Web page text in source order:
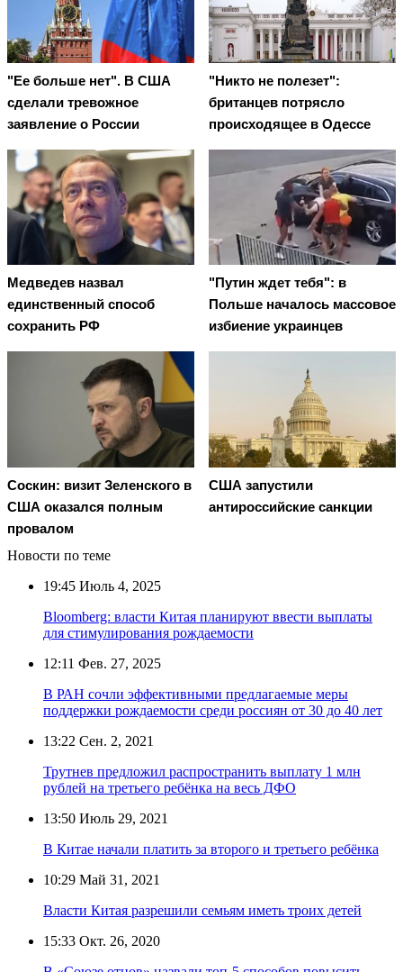
"Ее больше нет". В США
сделали тревожное
заявление о России
"Никто не полезет":
британцев потрясло
происходящее в Одессе
Медведев назвал
единственный способ
сохранить РФ
"Путин ждет тебя": в
Польше началось массовое
избиение украинцев
Соскин: визит Зеленского в
США оказался полным
провалом
США запустили
антироссийские санкции
Новости по теме
19:45 Июль 4, 2025
Bloomberg: власти Китая планируют ввести выплаты
для стимулирования рождаемости
12:11 Фев. 27, 2025
В РАН сочли эффективными предлагаемые меры
поддержки рождаемости среди россиян от 30 до 40 лет
13:22 Сен. 2, 2021
Трутнев предложил распространить выплату 1 млн
рублей на третьего ребёнка на весь ДФО
13:50 Июль 29, 2021
В Китае начали платить за второго и третьего ребёнка
10:29 Май 31, 2021
Власти Китая разрешили семьям иметь троих детей
15:33 Окт. 26, 2020